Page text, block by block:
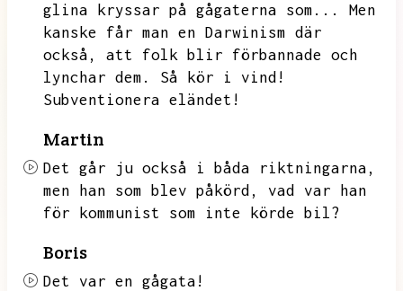
glina kryssar på gågaterna som...
Men
kanske får man en Darwinism där
också,
att folk blir förbannade och
lynchar dem.
Så kör i vind!
Subventionera eländet!
Martin
Det går ju också i båda riktningarna,
men han som blev påkörd,
vad var han
för kommunist som inte körde bil?
Boris
Det var en gågata!